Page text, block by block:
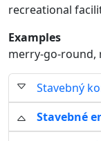
Stavebný
Stavebné
recreational
Examples
merry-go-round,